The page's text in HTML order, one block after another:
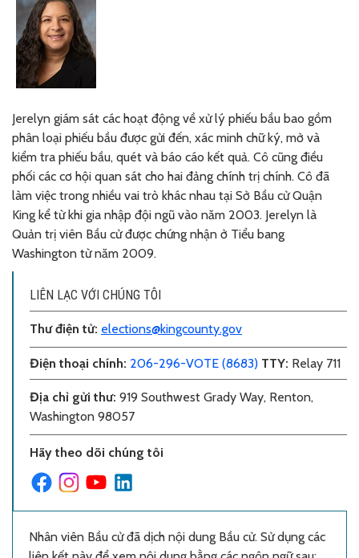
Jerelyn giám sát các hoạt động về xử lý phiếu bầu bao gồm
phân loại phiếu bầu được gửi đến, xác minh chữ ký, mở và
kiểm tra phiếu bầu, quét và báo cáo kết quả. Cô cũng điều
phối các cơ hội quan sát cho hai đảng chính trị chính. Cô đã
làm việc trong nhiều vai trò khác nhau tại Sở Bầu cử Quận
King kể từ khi gia nhập đội ngũ vào năm 2003. Jerelyn là
Quản trị viên Bầu cử được chứng nhận ở Tiểu bang
Washington từ năm 2009.
LIÊN LẠC VỚI CHÚNG TÔI
Thư điện tử: elections@kingcounty.gov
Điện thoại chính: 206-296-VOTE (8683) TTY: Relay 711
Địa chỉ gửi thư: 919 Southwest Grady Way, Renton,
Washington 98057
Hãy theo dõi chúng tôi
Nhân viên Bầu cử đã dịch nội dung Bầu cử. Sử dụng các